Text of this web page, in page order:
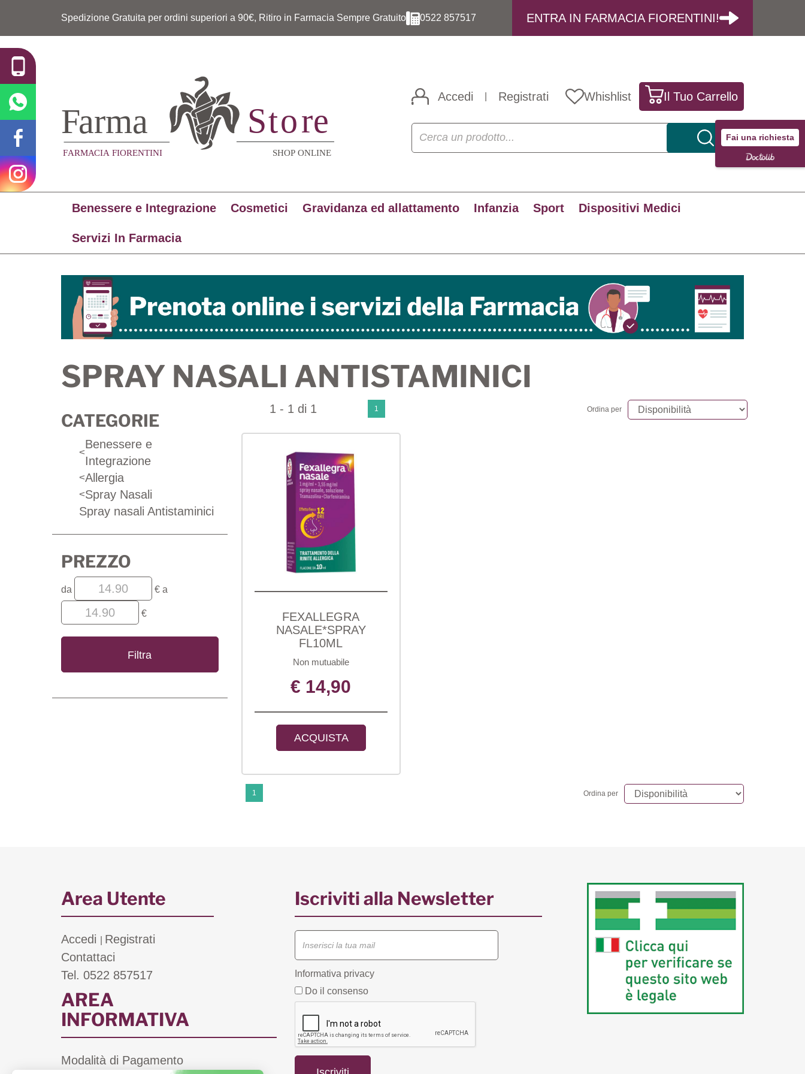
Fai una richiesta
Spedizione Gratuita per ordini superiori a 90€, Ritiro in Farmacia Sempre Gratuito 0522 857517 ENTRA IN FARMACIA FIORENTINI!
Accedi Registrati Whishlist Il Tuo Carrello
Benessere e Integrazione Cosmetici Gravidanza ed allattamento Infanzia Sport Dispositivi Medici
Servizi In Farmacia
SPRAY NASALI ANTISTAMINICI
CATEGORIE
<
Benessere e
Integrazione
<Allergia
<Spray Nasali
Spray nasali Antistaminici
PREZZO
filtra
da
da €
a
a
€
1 - 1 di 1 1 Ordina per
FEXALLEGRA
NASALE*SPRAY
FL10ML
Non mutuabile
€ 14,90
ACQUISTA
1 Ordina per
Area Utente
Accedi
Registrati
Contattaci
Tel. 0522 857517
AREA
INFORMATIVA
Modalità di Pagamento
Iscriviti alla Newsletter
Informativa privacy
Do il consenso